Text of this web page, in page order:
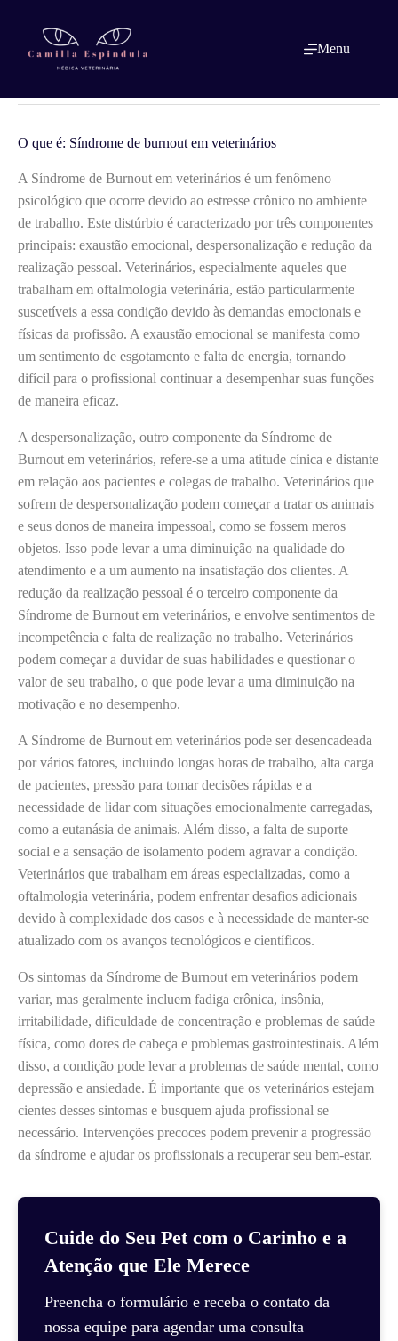
conteúdo
Menu
O que é: Síndrome de burnout em
veterinários
O que é: Síndrome de burnout em veterinários
A Síndrome de Burnout em veterinários é um fenômeno
psicológico que ocorre devido ao estresse crônico no ambiente
de trabalho. Este distúrbio é caracterizado por três componentes
principais: exaustão emocional, despersonalização e redução da
realização pessoal. Veterinários, especialmente aqueles que
trabalham em oftalmologia veterinária, estão particularmente
suscetíveis a essa condição devido às demandas emocionais e
físicas da profissão. A exaustão emocional se manifesta como
um sentimento de esgotamento e falta de energia, tornando
difícil para o profissional continuar a desempenhar suas funções
de maneira eficaz.
A despersonalização, outro componente da Síndrome de
Burnout em veterinários, refere-se a uma atitude cínica e distante
em relação aos pacientes e colegas de trabalho. Veterinários que
sofrem de despersonalização podem começar a tratar os animais
e seus donos de maneira impessoal, como se fossem meros
objetos. Isso pode levar a uma diminuição na qualidade do
atendimento e a um aumento na insatisfação dos clientes. A
redução da realização pessoal é o terceiro componente da
Síndrome de Burnout em veterinários, e envolve sentimentos de
incompetência e falta de realização no trabalho. Veterinários
podem começar a duvidar de suas habilidades e questionar o
valor de seu trabalho, o que pode levar a uma diminuição na
motivação e no desempenho.
A Síndrome de Burnout em veterinários pode ser desencadeada
por vários fatores, incluindo longas horas de trabalho, alta carga
de pacientes, pressão para tomar decisões rápidas e a
necessidade de lidar com situações emocionalmente carregadas,
como a eutanásia de animais. Além disso, a falta de suporte
social e a sensação de isolamento podem agravar a condição.
Veterinários que trabalham em áreas especializadas, como a
oftalmologia veterinária, podem enfrentar desafios adicionais
devido à complexidade dos casos e à necessidade de manter-se
atualizado com os avanços tecnológicos e científicos.
Os sintomas da Síndrome de Burnout em veterinários podem
variar, mas geralmente incluem fadiga crônica, insônia,
irritabilidade, dificuldade de concentração e problemas de saúde
física, como dores de cabeça e problemas gastrointestinais. Além
disso, a condição pode levar a problemas de saúde mental, como
depressão e ansiedade. É importante que os veterinários estejam
cientes desses sintomas e busquem ajuda profissional se
necessário. Intervenções precoces podem prevenir a progressão
da síndrome e ajudar os profissionais a recuperar seu bem-estar.
Cuide do Seu Pet com o Carinho e a
Atenção que Ele Merece
Preencha o formulário e receba o contato da
nossa equipe para agendar uma consulta